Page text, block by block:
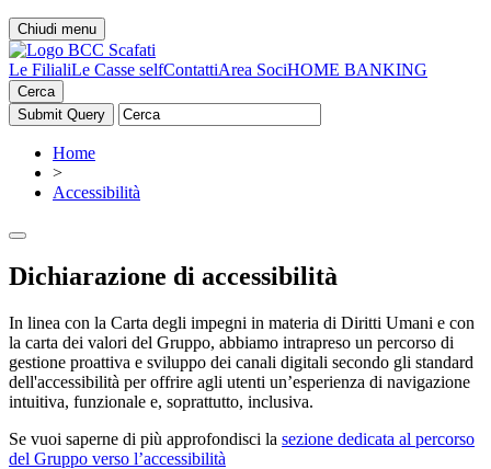
Chiudi menu
Le FilialiLe Casse selfContattiArea SociHOME BANKING
Cerca
Home
>
Accessibilità
Dichiarazione di accessibilità
In linea con la Carta degli impegni in materia di Diritti Umani e con
la carta dei valori del Gruppo, abbiamo intrapreso un percorso di
gestione proattiva e sviluppo dei canali digitali secondo gli standard
dell'accessibilità per offrire agli utenti un’esperienza di navigazione
intuitiva, funzionale e, soprattutto, inclusiva.
Se vuoi saperne di più approfondisci la sezione dedicata al percorso
del Gruppo verso l’accessibilità